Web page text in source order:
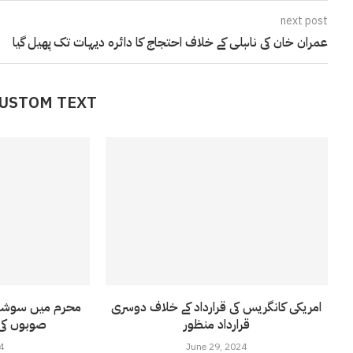
next post
عمران خان کی ناہلی کے خلاف احتجاج کا دائرہ دیہات تک پھیل گیا
TEXT
محرم میں
صوبوں
امریکی کانگریس کی قرارداد کے خلاف دوسری
قرارداد منظور
June 29, 2024